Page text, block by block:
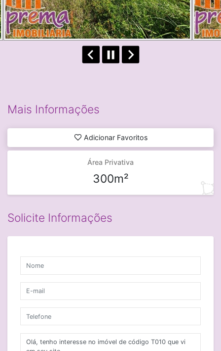
Mais Informações
Adicionar Favoritos
Área Privativa
300m²
Solicite Informações